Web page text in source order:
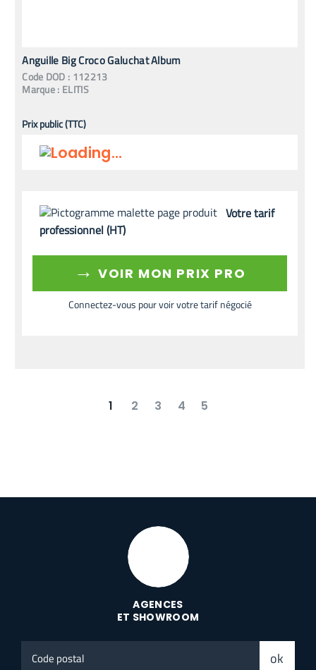
Anguille Big Croco Galuchat Album
Code DOD : 112213
Marque : ELITIS
Prix public (TTC)
Votre tarif
professionnel (HT)
→ VOIR MON PRIX PRO
Connectez-vous pour voir votre tarif négocié
1 2 3 4 5
AGENCES
ET SHOWROOM
postal
ok